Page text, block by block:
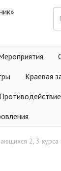
Краевая
2, 3